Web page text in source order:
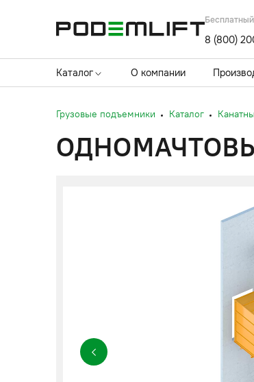
8 (800)
Каталог О компании
Грузовые подъемники Каталог